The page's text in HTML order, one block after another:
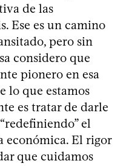
de las
Ese es un camino
pero sin
considero que
pionero en esa
lo que estamos
es tratar de darle
el
económica. El rigor
que cuidamos